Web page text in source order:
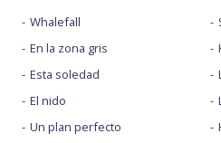
Whalefall
En la zona gris
Esta soledad
El nido
Un plan perfecto